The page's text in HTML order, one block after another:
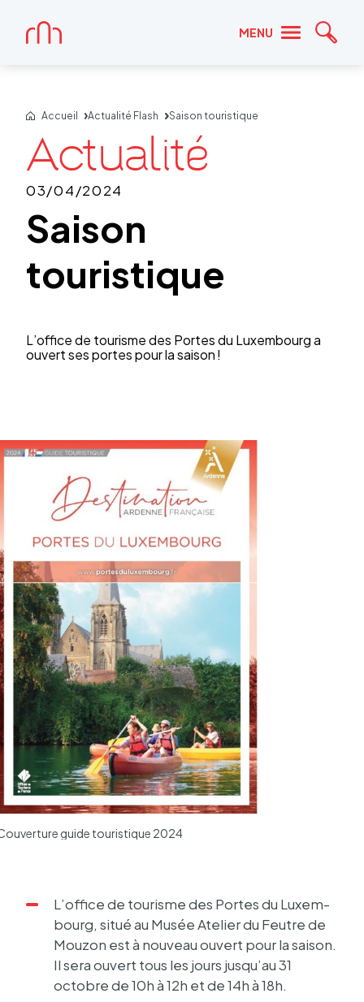
MENU
Accueil
Accueil Actualité Flash Saison touristique
Saison
touristique
03/04/2024
L’office de tourisme des Portes du Luxem­bourg a
ouvert ses portes pour la saison !
guide touristique 2024
L’office de tourisme des Portes du Luxem­
bourg, situé au Musée Atelier du Feutre de
Mouzon est à nouveau ouvert pour la saison.
Il sera ouvert tous les jours jusqu’au 31
octobre de 10h à 12h et de 14h à 18h.